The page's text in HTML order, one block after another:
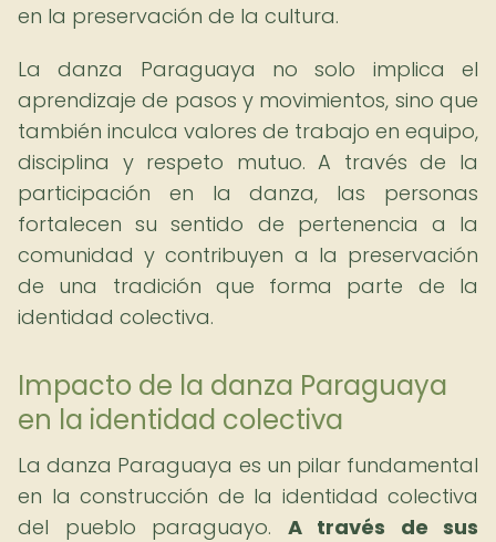
en la preservación de la cultura.
La danza Paraguaya no solo implica el
aprendizaje de pasos y movimientos, sino que
también inculca valores de trabajo en equipo,
disciplina y respeto mutuo. A través de la
participación en la danza, las personas
fortalecen su sentido de pertenencia a la
comunidad y contribuyen a la preservación
de una tradición que forma parte de la
identidad colectiva.
Impacto de la danza Paraguaya
en la identidad colectiva
La danza Paraguaya es un pilar fundamental
en la construcción de la identidad colectiva
del pueblo paraguayo. A través de sus